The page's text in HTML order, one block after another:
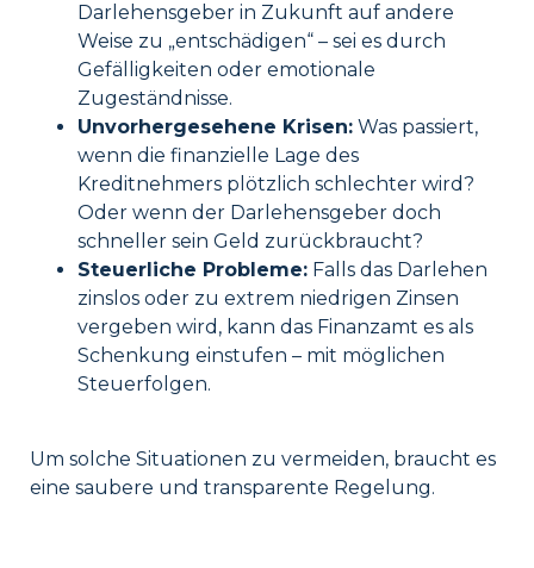
Darlehensgeber in Zukunft auf andere
Weise zu „entschädigen“ – sei es durch
Gefälligkeiten oder emotionale
Zugeständnisse.
Unvorhergesehene Krisen: Was passiert,
wenn die finanzielle Lage des
Kreditnehmers plötzlich schlechter wird?
Oder wenn der Darlehensgeber doch
schneller sein Geld zurückbraucht?
Steuerliche Probleme: Falls das Darlehen
zinslos oder zu extrem niedrigen Zinsen
vergeben wird, kann das Finanzamt es als
Schenkung einstufen – mit möglichen
Steuerfolgen.
Um solche Situationen zu vermeiden, braucht es
eine saubere und transparente Regelung.